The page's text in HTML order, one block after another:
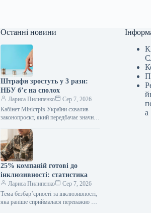
Останні новини
Штрафи зростуть у 3 рази:
НБУ б’є на сполох
Лариса Пилипенко
Сер 7, 2026
Кабінет Міністрів України схвалив
законопроєкт, який передбачає значне
за порушення законодавства у сфері
фінансових питань, а також…
25% компаній готові до
інклюзивності: статистика
Лариса Пилипенко
Сер 7, 2026
Тема безбар’єрності та інклюзивності,
яка раніше сприймалася переважно як
а